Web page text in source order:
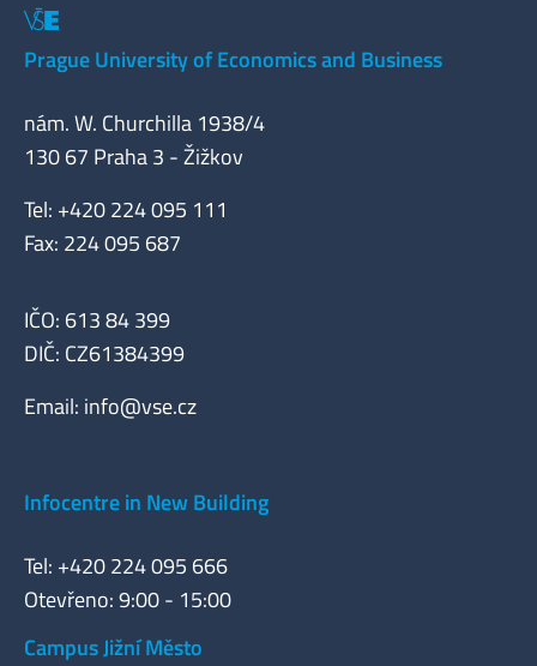
Prague University of Economics and Business
nám. W. Churchilla 1938/4
130 67 Praha 3 - Žižkov
Tel: +420 224 095 111
Fax: 224 095 687
IČO: 613 84 399
DIČ: CZ61384399
Email: info@vse.cz
Infocentre in New Building
Tel: +420 224 095 666
Otevřeno: 9:00 - 15:00
Campus Jižní Město